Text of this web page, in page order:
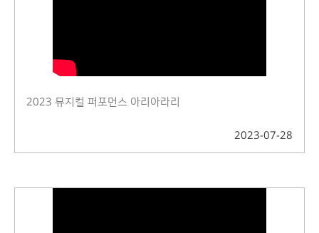
2023 뮤지컬 퍼포먼스 아리아라리
2023-07-28